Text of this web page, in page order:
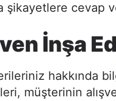
şikayetlere cevap
İnşa
hakkında
müşterinin